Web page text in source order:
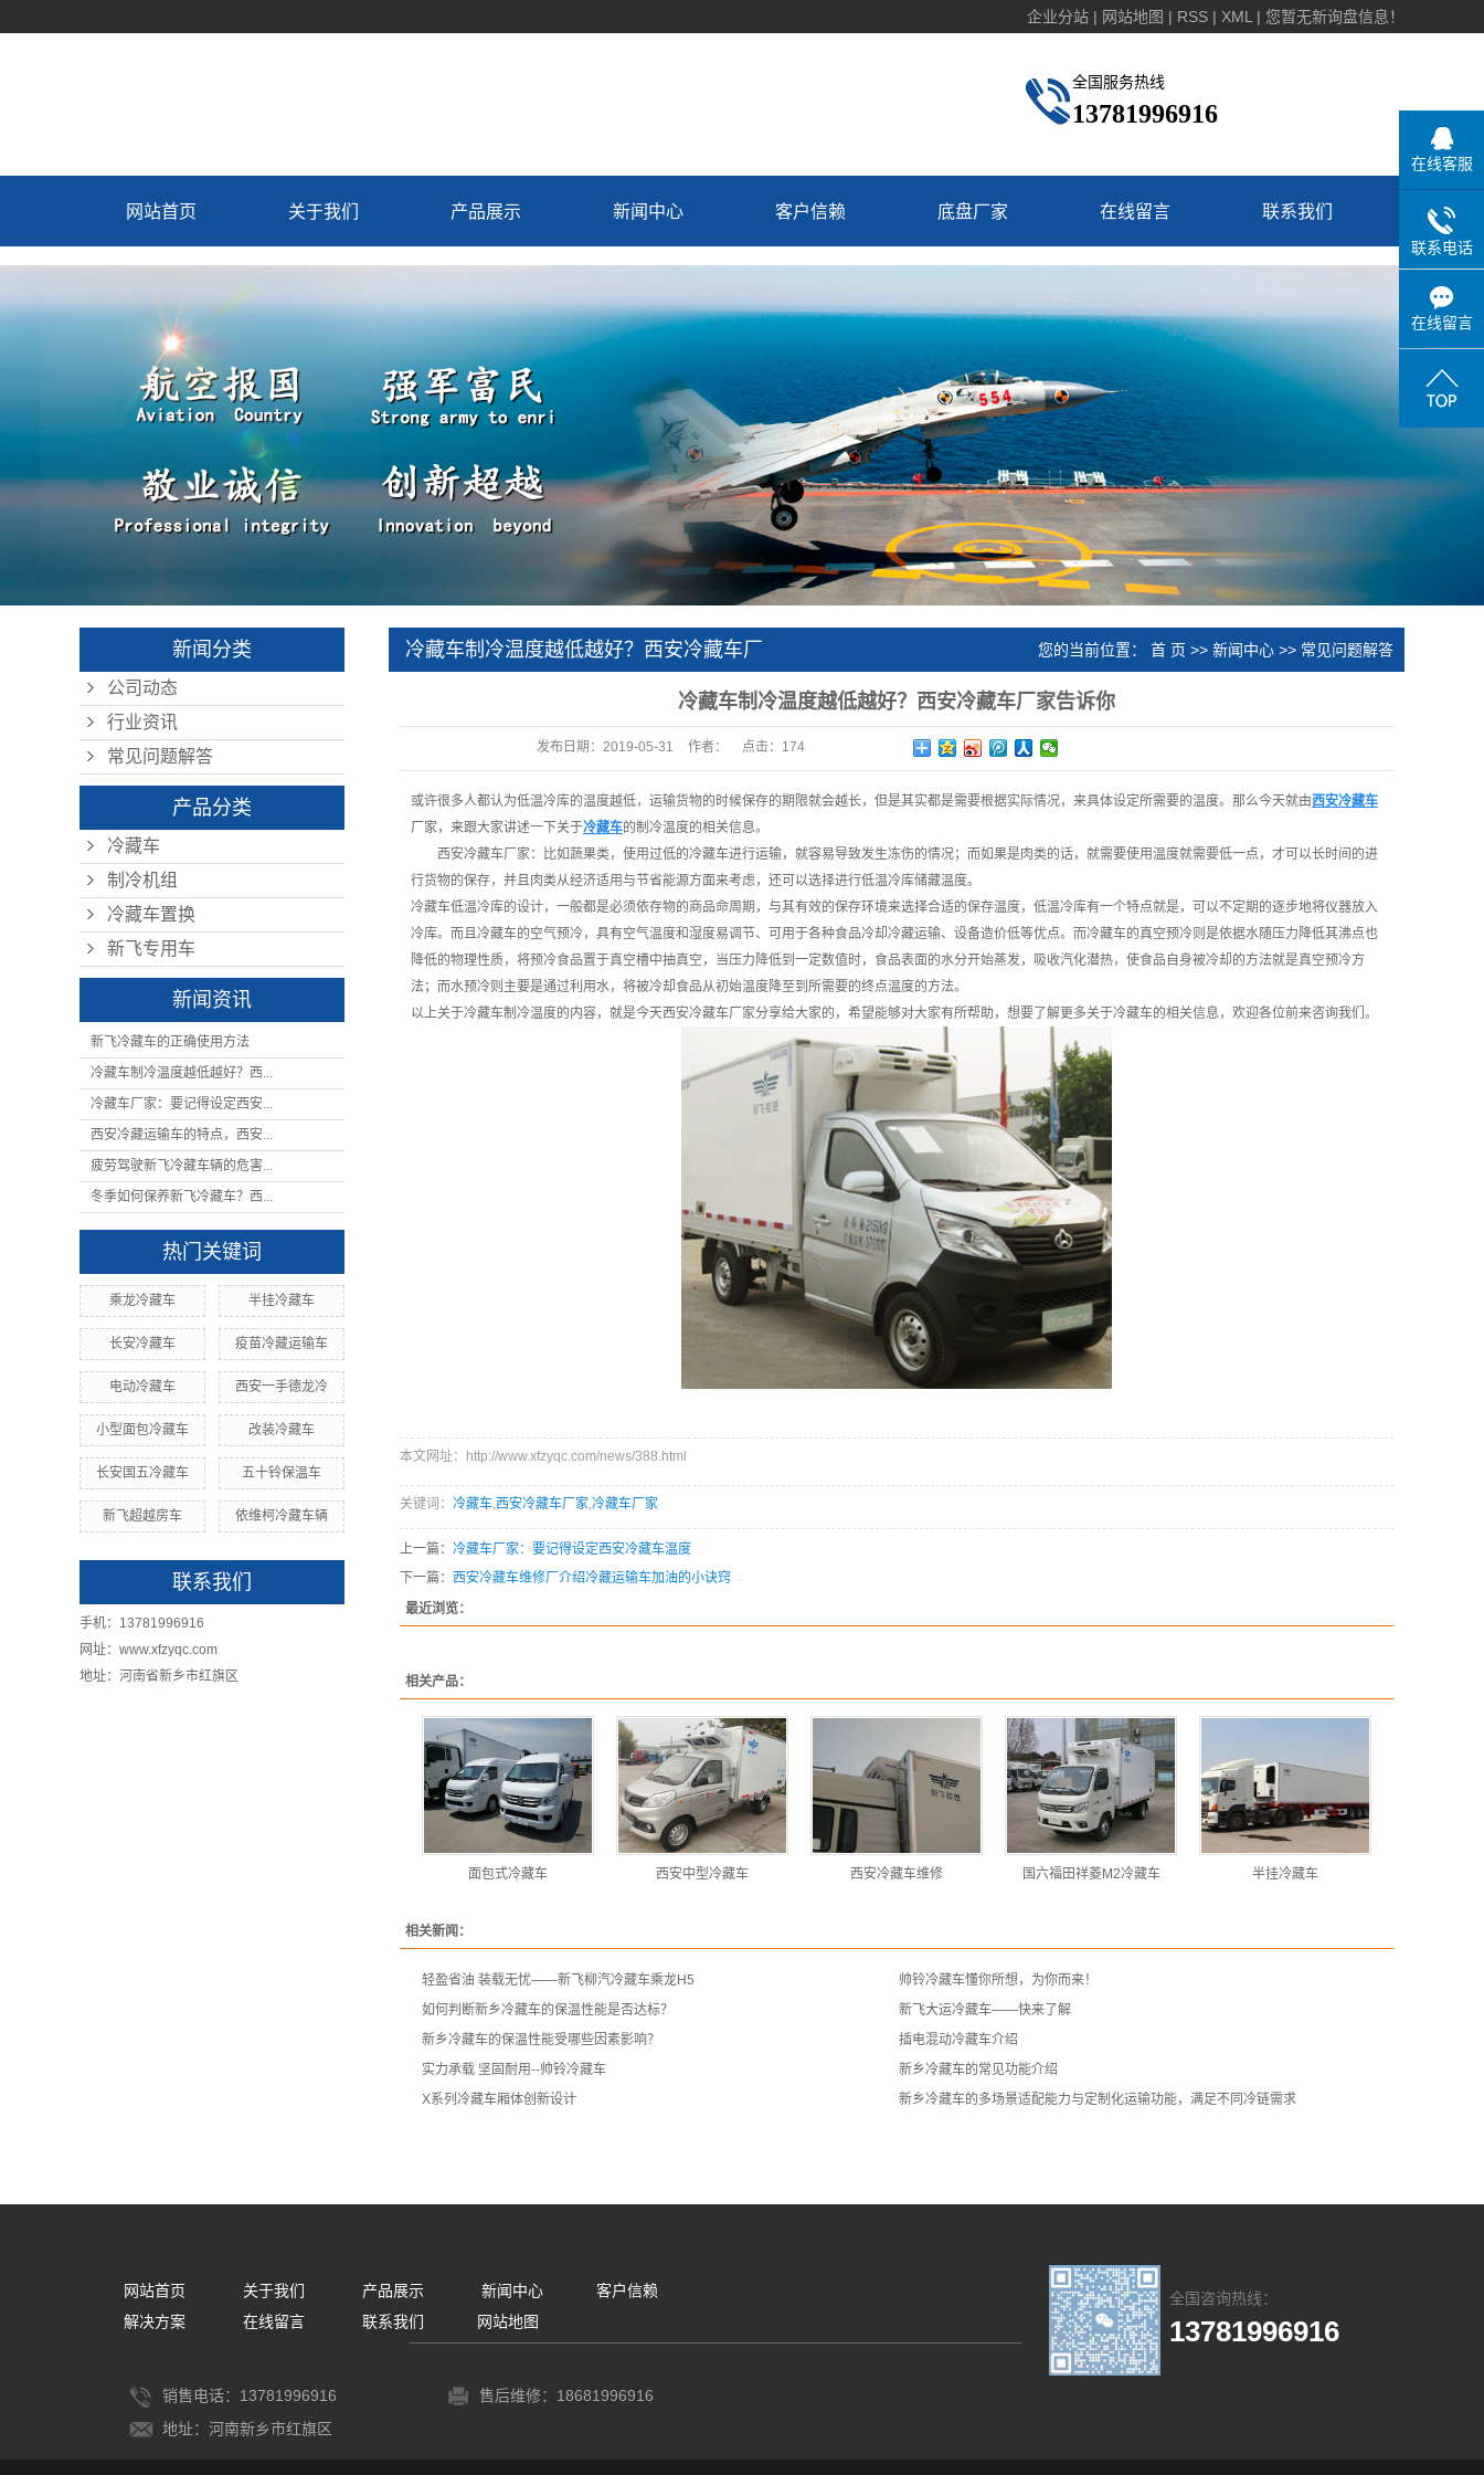
企业分站 | 网站地图 | RSS | XML | 您暂无新询盘信息！
全国服务热线
13781996916
网站首页 关于我们
联系我们
制造工艺
企业文化
资质荣誉
产品展示
制冷机组
冷藏车置换
新飞专用车
新闻中心
行业资讯
客户信赖 底盘厂家 在线留言 联系我们
新闻分类
公司动态
行业资讯
常见问题解答
产品分类
冷藏车
制冷机组
冷藏车置换
新飞专用车
新闻资讯
新飞冷藏车的正确使用方法
冷藏车制冷温度越低越好？西...
冷藏车厂家：要记得设定西安...
西安冷藏运输车的特点，西安...
疲劳驾驶新飞冷藏车辆的危害...
冬季如何保养新飞冷藏车？西...
热门关键词
乘龙冷藏车 半挂冷藏车
长安冷藏车 疫苗冷藏运输车
电动冷藏车 西安一手德龙冷
小型面包冷藏车 改装冷藏车
长安国五冷藏车 五十铃保温车
新飞超越房车 依维柯冷藏车辆
联系我们
手机：13781996916
网址：www.xfzyqc.com
地址：河南省新乡市红旗区
冷藏车制冷温度越低越好？西安冷藏车厂
您的当前位置： 首 页 >> 新闻中心 >> 常见问题解答
冷藏车制冷温度越低越好？西安冷藏车厂家告诉你
发布日期： 2019-05-31 作者： 点击： 174
或许很多人都认为低温冷库的温度越低，运输货物的时候保存的期限就会越长，但是其实都是需要根据实际情况，来具体设定所需要的温度。那么今天就由西安冷藏车
厂家，来跟大家讲述一下关于冷藏车的制冷温度的相关信息。
	西安冷藏车厂家
：比如蔬果类，使用过低的冷藏车进行运输，就容易导致发生冻伤的情况；而如果是肉类的话，就需要使用温度就需要低一点，才可以长时间的进
行货物的保存，并且肉类从经济适用与节省能源方面来考虑，还可以选择进行低温冷库储藏温度。
冷藏车低温冷库的设计，一般都是必须依存物的商品命周期，与其有效的保存环境来选择合适的保存温度，低温冷库有一个特点就是，可以不定期的逐步地将仪器放入
冷库。而且冷藏车的空气预冷，具有空气温度和湿度易调节、可用于各种食品冷却冷藏运输、设备造价低等优点。而冷藏车的真空预冷则是依据水随压力降低其沸点也
降低的物理性质，将预冷食品置于真空槽中抽真空，当压力降低到一定数值时，食品表面的水分开始蒸发，吸收汽化潜热，使食品自身被冷却的方法就是真空预冷方
法；而水预冷则主要是通过利用水，将被冷却食品从初始温度降至到所需要的终点温度的方法。
以上关于冷藏车制冷温度的内容，就是今天西安冷藏车厂家分享给大家的，希望能够对大家有所帮助，想要了解更多关于冷藏车的相关信息，欢迎各位前来咨询我们。
本文网址：http://www.xfzyqc.com/news/388.html
关键词： 冷藏车,西安冷藏车厂家,冷藏车厂家
上一篇： 冷藏车厂家：要记得设定西安冷藏车温度
下一篇： 西安冷藏车维修厂介绍冷藏运输车加油的小诀窍
最近浏览：
相关产品：
面包式冷藏车 西安中型冷藏车 西安冷藏车维修 国六福田祥菱M2冷藏车 半挂冷藏车
相关新闻：
轻盈省油 装载无忧——新飞柳汽冷藏车乘龙H5
帅铃冷藏车懂你所想，为你而来！
如何判断新乡冷藏车的保温性能是否达标？
新飞大运冷藏车——快来了解
新乡冷藏车的保温性能受哪些因素影响？
插电混动冷藏车介绍
实力承载 坚固耐用--帅铃冷藏车
新乡冷藏车的常见功能介绍
X系列冷藏车厢体创新设计
新乡冷藏车的多场景适配能力与定制化运输功能，满足不同冷链需求
网站首页 关于我们 产品展示 新闻中心
客户信赖
解决方案
在线留言 联系我们 网站地图
销售电话：13781996916
售后维修：18681996916
地址：河南新乡市红旗区
全国咨询热线：
13781996916
在线客服
联系电话
在线留言